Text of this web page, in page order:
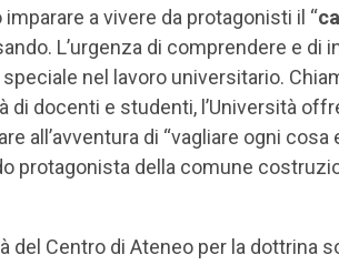
a vivere da protagonisti il “
L’urgenza di comprendere e
nel lavoro universitario.
di docenti e studenti, l’Università
all’avventura di “vagliare ogni
protagonista della comune
del Centro di Ateneo per la dottrina